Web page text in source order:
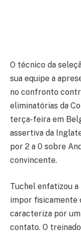
O técnico da
sua equipe a
no confronto
eliminatórias da
terça-feira em
assertiva da
por 2 a 0 sobre
convincente.
Tuchel enfatizou a
impor fisicamente
caracteriza por
contato. O